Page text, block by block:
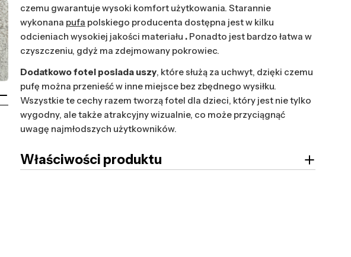
czemu gwarantuje wysoki komfort użytkowania. Starannie
wykonana pufa polskiego producenta dostępna jest w kilku
odcieniach wysokiej jakości materiału . Ponadto jest bardzo łatwa w
czyszczeniu, gdyż ma zdejmowany pokrowiec.
Dodatkowo fotel posiada uszy, które służą za uchwyt, dzięki czemu
pufę można przenieść w inne miejsce bez zbędnego wysiłku.
Wszystkie te cechy razem tworzą fotel dla dzieci, który jest nie tylko
wygodny, ale także atrakcyjny wizualnie, co może przyciągnąć
uwagę najmłodszych użytkowników.
Właściwości produktu